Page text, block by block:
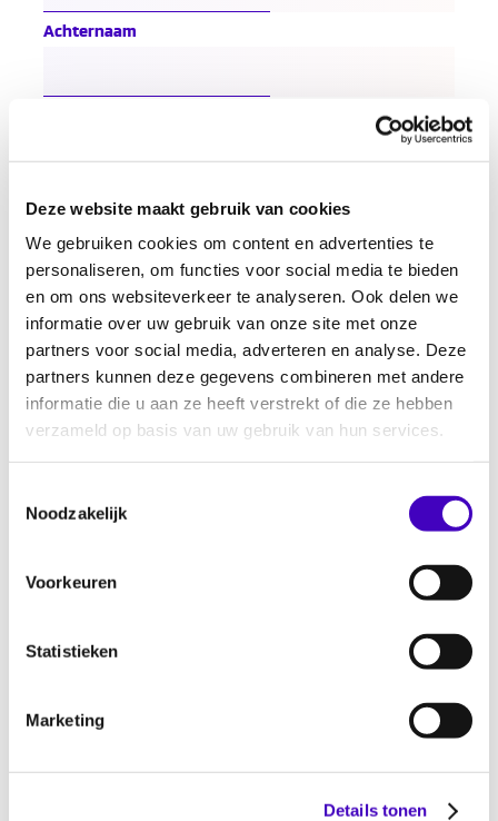
Deze website maakt gebruik van cookies
We gebruiken cookies om content en advertenties te
personaliseren, om functies voor social media te bieden
en om ons websiteverkeer te analyseren. Ook delen we
informatie over uw gebruik van onze site met onze
partners voor social media, adverteren en analyse. Deze
partners kunnen deze gegevens combineren met andere
informatie die u aan ze heeft verstrekt of die ze hebben
verzameld op basis van uw gebruik van hun services.
Noodzakelijk
Voorkeuren
Statistieken
Marketing
Details tonen
Achternaam
Bijvoorbeeld hij/hem, zij/ haar, die/hun
Organisatie
Bij welke organisatie bent u werkzaam?